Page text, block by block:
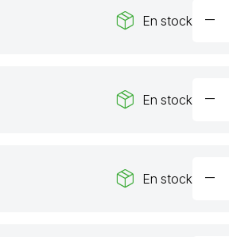
package_2 En stock remove
package_2 En stock remove
package_2 En stock remove